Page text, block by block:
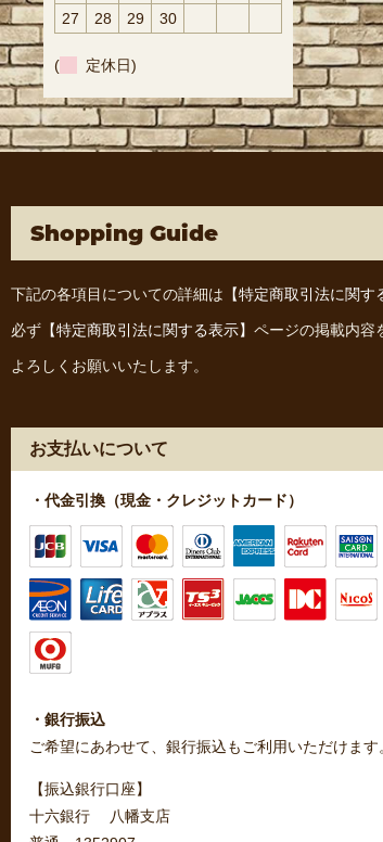
27
28 29 30
( 定休日)
Shopping Guide
下記の各項目についての詳細は 【特定商取引法に関す
必ず 【特定商取引法に関する表示】 ページの掲載内容
よろしくお願いいたします。
お支払いについて
・代金引換（現金・クレジットカード）
・銀行振込
ご希望にあわせて、銀行振込もご利用いただけます
【振込銀行口座】
十六銀行 八幡支店